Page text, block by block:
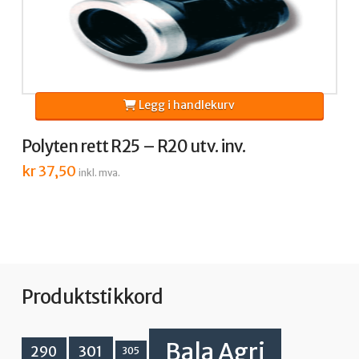
Polyten rett R25 – R20 utv. inv.
kr37,50 inkl. mva.
Legg i handlekurv
Produktstikkord
290 301 305 Bala Agri